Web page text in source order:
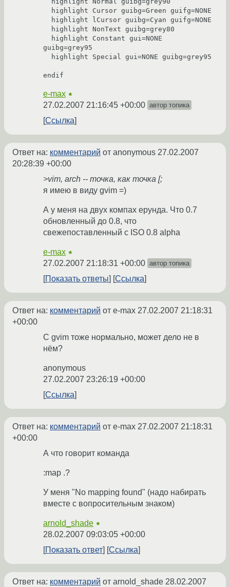
guibg=grey95
e-max ★
27.02.2007 21:16:45 +00:00 автор топика
Ссылка
Ответ на: комментарий от anonymous 27.02.2007
20:28:39 +00:00
>vim, arch -- точка, как точка [;
я имею в виду gvim =)
А у меня на двух компах ерунда. Что 0.7
обновленный до 0.8, что
свежепоставленный с ISO 0.8 alpha
e-max ★
27.02.2007 21:18:31 +00:00 автор топика
Показать ответы Ссылка
Ответ на: комментарий от e-max 27.02.2007 21:18:31
+00:00
С gvim тоже нормально, может дело не в
нём?
anonymous
27.02.2007 23:26:19 +00:00
Ссылка
Ответ на: комментарий от e-max 27.02.2007 21:18:31
+00:00
А что говорит команда
:map .?
У меня "No mapping found" (надо набирать
вместе с вопросительным знаком)
arnold_shade ★
28.02.2007 09:03:05 +00:00
Показать ответ
Ссылка
Ответ на: комментарий от arnold_shade 28.02.2007